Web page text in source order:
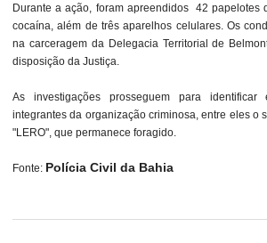
Durante a ação, foram apreendidos 42 papelotes
cocaína, além de três aparelhos celulares. Os
na carceragem da Delegacia Territorial de
disposição da Justiça.
As investigações prosseguem para
integrantes da organização criminosa, entre eles o
"LERO", que permanece foragido.
Fonte: Polícia Civil da Bahia